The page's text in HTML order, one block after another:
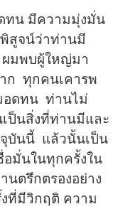
ดทน มีความมุ่งมั่น
พิสูจน์ว่าท่านมี
มพบผู้ใหญ่มา
ก ทุกคนเคารพ
มอดทน ท่านไม่
ป็นสิ่งที่ท่านมีและ
บันนี้ แล้วนั้นเป็น
มั่นในทุกครั้งใน
ตรึกตรองอย่าง
ที่มีวิกฤติ ความ